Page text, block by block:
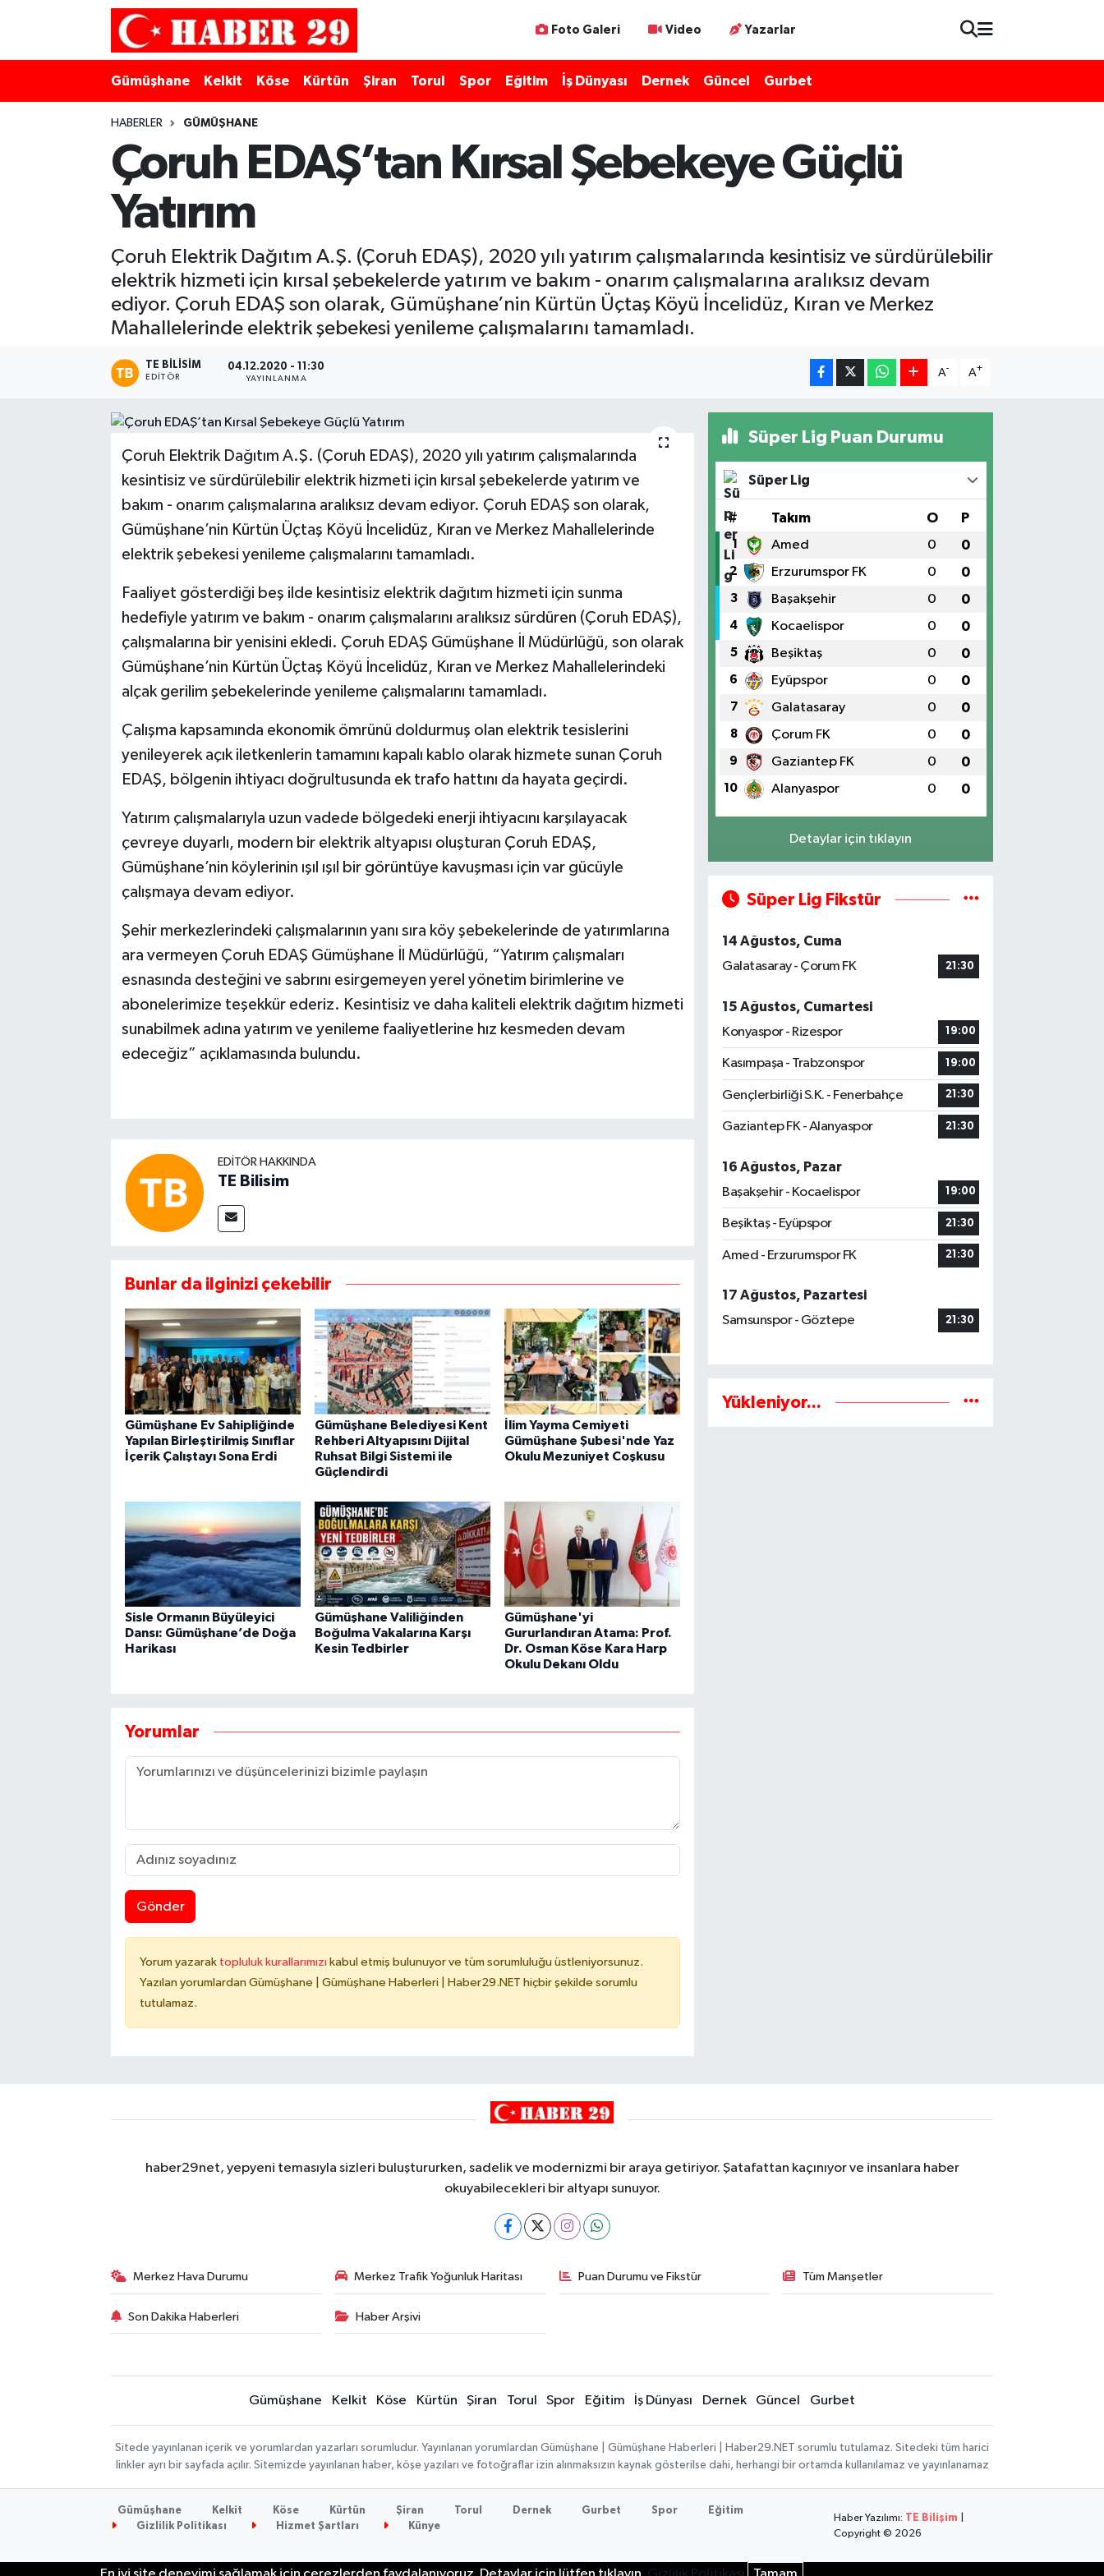
Foto Galeri Video Yazarlar
Gümüşhane Kelkit Köse Kürtün Şiran Torul Spor Eğitim İş Dünyası Dernek Güncel Gurbet
HABERLER GÜMÜŞHANE
Çoruh EDAŞ’tan Kırsal Şebekeye Güçlü
Yatırım
Çoruh Elektrik Dağıtım A.Ş. (Çoruh EDAŞ), 2020 yılı yatırım çalışmalarında kesintisiz ve sürdürülebilir
elektrik hizmeti için kırsal şebekelerde yatırım ve bakım - onarım çalışmalarına aralıksız devam
ediyor. Çoruh EDAŞ son olarak, Gümüşhane’nin Kürtün Üçtaş Köyü İncelidüz, Kıran ve Merkez
Mahallelerinde elektrik şebekesi yenileme çalışmalarını tamamladı.
TE BILISIM
EDITÖR
04.12.2020 - 11:30
YAYINLANMA
A- A+
Çoruh Elektrik Dağıtım A.Ş. (Çoruh EDAŞ), 2020 yılı yatırım çalışmalarında
kesintisiz ve sürdürülebilir elektrik hizmeti için kırsal şebekelerde yatırım ve
bakım - onarım çalışmalarına aralıksız devam ediyor. Çoruh EDAŞ son olarak,
Gümüşhane’nin Kürtün Üçtaş Köyü İncelidüz, Kıran ve Merkez Mahallelerinde
elektrik şebekesi yenileme çalışmalarını tamamladı.
Faaliyet gösterdiği beş ilde kesintisiz elektrik dağıtım hizmeti için sunma
hedefiyle yatırım ve bakım - onarım çalışmalarını aralıksız sürdüren (Çoruh EDAŞ),
çalışmalarına bir yenisini ekledi. Çoruh EDAŞ Gümüşhane İl Müdürlüğü, son olarak
Gümüşhane’nin Kürtün Üçtaş Köyü İncelidüz, Kıran ve Merkez Mahallelerindeki
alçak gerilim şebekelerinde yenileme çalışmalarını tamamladı.
Çalışma kapsamında ekonomik ömrünü doldurmuş olan elektrik tesislerini
yenileyerek açık iletkenlerin tamamını kapalı kablo olarak hizmete sunan Çoruh
EDAŞ, bölgenin ihtiyacı doğrultusunda ek trafo hattını da hayata geçirdi.
Yatırım çalışmalarıyla uzun vadede bölgedeki enerji ihtiyacını karşılayacak
çevreye duyarlı, modern bir elektrik altyapısı oluşturan Çoruh EDAŞ,
Gümüşhane’nin köylerinin ışıl ışıl bir görüntüye kavuşması için var gücüyle
çalışmaya devam ediyor.
Şehir merkezlerindeki çalışmalarının yanı sıra köy şebekelerinde de yatırımlarına
ara vermeyen Çoruh EDAŞ Gümüşhane İl Müdürlüğü, “Yatırım çalışmaları
esnasında desteğini ve sabrını esirgemeyen yerel yönetim birimlerine ve
abonelerimize teşekkür ederiz. Kesintisiz ve daha kaliteli elektrik dağıtım hizmeti
sunabilmek adına yatırım ve yenileme faaliyetlerine hız kesmeden devam
edeceğiz” açıklamasında bulundu.
EDITÖR HAKKINDA
TE Bilisim
Bunlar da ilginizi çekebilir
Gümüşhane Ev Sahipliğinde
Yapılan Birleştirilmiş Sınıflar
İçerik Çalıştayı Sona Erdi
Gümüşhane Belediyesi Kent
Rehberi Altyapısını Dijital
Ruhsat Bilgi Sistemi ile
Güçlendirdi
İlim Yayma Cemiyeti
Gümüşhane Şubesi'nde Yaz
Okulu Mezuniyet Coşkusu
Sisle Ormanın Büyüleyici
Dansı: Gümüşhane’de Doğa
Harikası
Gümüşhane Valiliğinden
Boğulma Vakalarına Karşı
Kesin Tedbirler
Gümüşhane'yi
Gururlandıran Atama: Prof.
Dr. Osman Köse Kara Harp
Okulu Dekanı Oldu
Yorumlar
Gönder
Yorum yazarak topluluk kurallarımızı kabul etmiş bulunuyor ve tüm sorumluluğu üstleniyorsunuz.
Yazılan yorumlardan Gümüşhane | Gümüşhane Haberleri | Haber29.NET hiçbir şekilde sorumlu
tutulamaz.
Süper Lig Puan Durumu
Süper Lig
# Takım O P
1 Amed 0 0
2 Erzurumspor FK 0 0
3 Başakşehir 0 0
4 Kocaelispor 0 0
5 Beşiktaş 0 0
6 Eyüpspor 0 0
7 Galatasaray 0 0
8 Çorum FK 0 0
9 Gaziantep FK 0 0
10 Alanyaspor 0 0
Detaylar için tıklayın
Süper Lig Fikstür
14 Ağustos, Cuma
Galatasaray - Çorum FK
21:30
15 Ağustos, Cumartesi
Konyaspor - Rizespor
19:00
Kasımpaşa - Trabzonspor 19:00
Gençlerbirliği S.K. - Fenerbahçe 21:30
Gaziantep FK - Alanyaspor 21:30
16 Ağustos, Pazar
Başakşehir - Kocaelispor
19:00
Beşiktaş - Eyüpspor 21:30
Amed - Erzurumspor FK 21:30
17 Ağustos, Pazartesi
Samsunspor - Göztepe
21:30
Yükleniyor...
haber29net, yepyeni temasıyla sizleri buluştururken, sadelik ve modernizmi bir araya getiriyor. Şatafattan kaçınıyor ve insanlara haber
okuyabilecekleri bir altyapı sunuyor.
Merkez Hava Durumu Merkez Trafik Yoğunluk Haritası Puan Durumu ve Fikstür Tüm Manşetler
Son Dakika Haberleri Haber Arşivi
Gümüşhane Kelkit Köse Kürtün Şiran Torul Spor Eğitim İş Dünyası Dernek Güncel Gurbet
Sitede yayınlanan içerik ve yorumlardan yazarları sorumludur. Yayınlanan yorumlardan Gümüşhane | Gümüşhane Haberleri | Haber29.NET sorumlu tutulamaz. Sitedeki tüm harici
linkler ayrı bir sayfada açılır. Sitemizde yayınlanan haber, köşe yazıları ve fotoğraflar izin alınmaksızın kaynak gösterilse dahi, herhangi bir ortamda kullanılamaz ve yayınlanamaz
Gümüşhane Kelkit Köse Kürtün Şiran Torul Dernek Gurbet Spor
Eğitim
Gizlilik Politikası
Hizmet Şartları Künye
Haber Yazılımı: TE Bilişim
Copyright © 2026
Merkez Hava Durumu
Merkez Trafik Yoğunluk Haritası
Süper Lig Puan Durumu ve Fikstür
Tüm Manşetler
Son Dakika Haberleri
Haber Arşivi